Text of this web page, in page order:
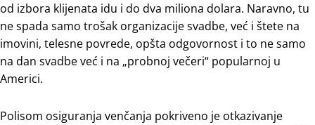
od izbora klijenata idu i do dva miliona dolara. Naravno, tu
ne spada samo trošak organizacije svadbe, već i štete na
imovini, telesne povrede, opšta odgovornost i to ne samo
na dan svadbe već i na „probnoj večeri“ popularnoj u
Americi.
Polisom osiguranja venčanja pokriveno je otkazivanje